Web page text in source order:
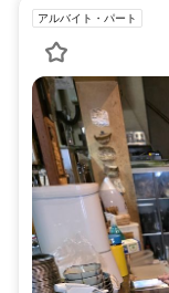
アルバイト・パート